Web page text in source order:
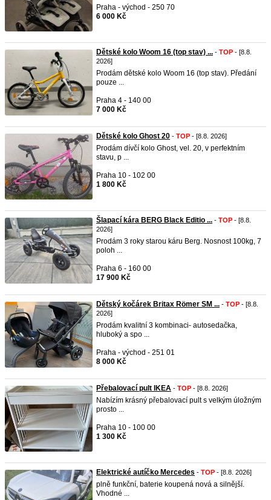
Praha - východ - 250 70
6 000 Kč
Dětské kolo Woom 16 (top stav) ... - TOP - [8.8.
2026]
Prodám dětské kolo Woom 16 (top stav). Předání
pouze ...
Praha 4 - 140 00
7 000 Kč
Dětské kolo Ghost 20 - TOP - [8.8. 2026]
Prodám dívčí kolo Ghost, vel. 20, v perfektním
stavu, p ...
Praha 10 - 102 00
1 800 Kč
Šlapací kára BERG Black Editio ... - TOP - [8.8.
2026]
Prodám 3 roky starou káru Berg. Nosnost 100kg, 7
poloh ...
Praha 6 - 160 00
17 900 Kč
Dětský kočárek Britax Römer SM ... - TOP - [8.8.
2026]
Prodám kvalitní 3 kombinaci- autosedačka,
hluboký a spo ...
Praha - východ - 251 01
8 000 Kč
Přebalovací pult IKEA - TOP - [8.8. 2026]
Nabízím krásný přebalovací pult s velkým úložným
prosto ...
Praha 10 - 100 00
1 300 Kč
Elektrické autíčko Mercedes - TOP - [8.8. 2026]
plně funkční, baterie koupená nová a silnější.
Vhodné ...